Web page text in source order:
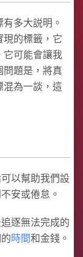
多大説明。
的標籤，它
它可能會讓我
題是，將真
混為一談，這
以幫助我們設
安或倦怠。
逐無法完成的
時間和金錢。